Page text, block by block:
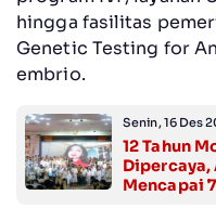
hingga fasilitas
Genetic Testing for
embrio.
Senin, 16 Des
12 Tahun
Dipercaya,
Mencapai